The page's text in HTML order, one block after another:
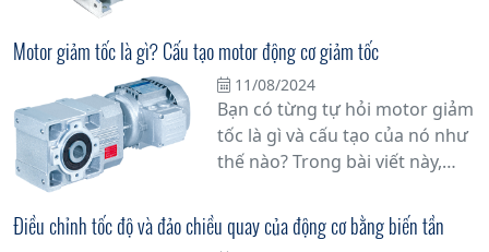
Trong bài viết này, chúng tôi sẽ
cung cấp thông tin đầy đủ và
chi tiết về hộp giảm tốc để giúp
bạn hiểu rõ hơn về nó.
Motor giảm tốc là gì? Cấu tạo motor động cơ giảm tốc
11/08/2024
Bạn có từng tự hỏi motor giảm
tốc là gì và cấu tạo của nó như
thế nào? Trong bài viết này,
mắc của bạn về motor giảm
tốc, một thiết bị quan trọng
Điều chỉnh tốc độ và đảo chiều quay của động cơ bằng biến tần